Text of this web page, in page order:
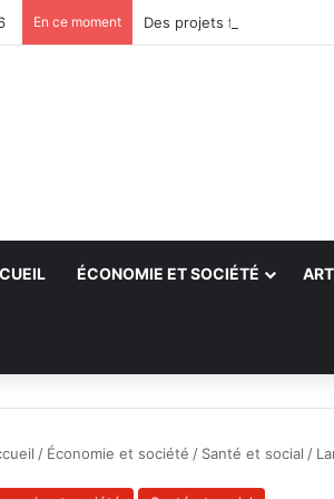
En ce moment Des projets futurs pour les
ÉCONOMIE ET SOCIÉTÉ
/ Économie et société / Santé et social /